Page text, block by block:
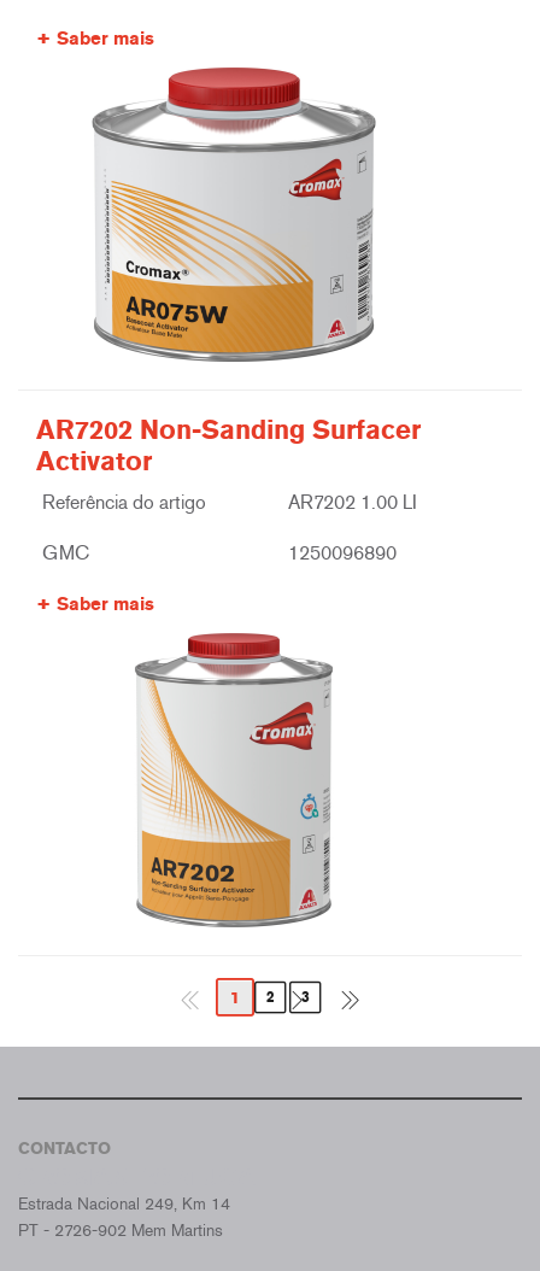
Saber mais
AR7202 Non-Sanding Surfacer
Activator
Referência do artigo AR7202 1.00 LI
GMC 1250096890
Saber mais
1 2 3
CONTACTO
Estrada Nacional 249, Km 14
PT - 2726-902 Mem Martins